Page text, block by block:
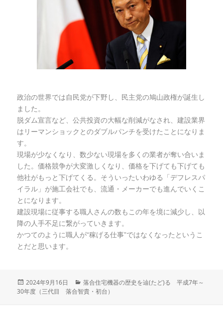
政治の世界では自民党が下野し、民主党の鳩山政権が誕生し
ました。
脱ダム宣言など、公共投資の大幅な削減がなされ、建設業界
はリーマンショックとのダブルパンチを受けたことになりま
す。
現場が少なくなり、数少ない現場を多くの業者が奪い合いま
した。価格競争が大変激しくなり、価格を下げても下げても
他社がもっと下げてくる。そういったいわゆる「デフレスパ
イラル」が施工会社でも、流通・メーカーでも進んでいくこ
とになります。
建設現場に従事する職人さんの数もこの年を境に減少し、以
降の人手不足に繋がっていきます。
かつてのように職人が“稼げる仕事”ではなくなったというこ
とだと思います。
投
稿
2024年9月16日
カ
テ
落合住宅機器の歴史を辿(たど)る 平成7年～
30年度（三代目 落合智貴・初台）